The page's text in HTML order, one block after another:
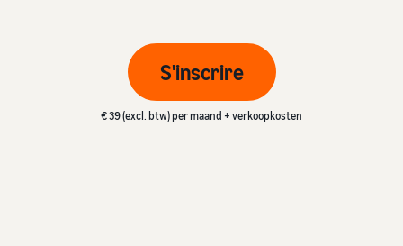
S'inscrire
€ 39 (excl. btw) per maand + verkoopkosten